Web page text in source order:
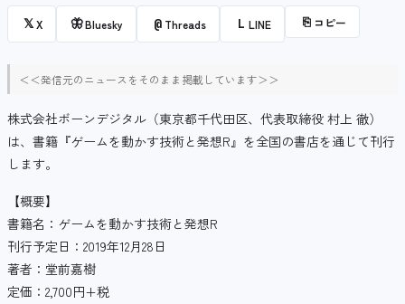
𝕏X 🦋Bluesky @ Threads L LINE ⎘ コピー
＜＜発信元のニュースをそのまま掲載しています＞＞
株式会社ボーンデジタル（東京都千代田区、代表取締役 村上 徹）
は、書籍『ゲームを動かす技術と発想R』を全国の書店を通じて刊行
します。
【概要】
書籍名：ゲームを動かす技術と発想R
刊行予定日：2019年12月28日
著者：堂前嘉樹
定価：2,700円+税